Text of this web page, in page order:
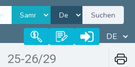
Suchen
25-26/29